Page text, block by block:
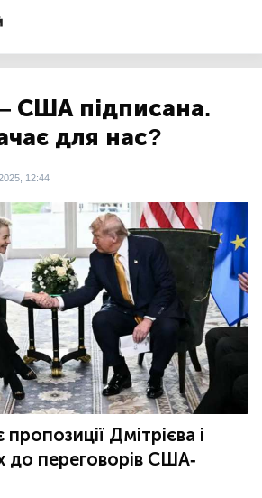
США підписана.
для нас?
12:44
Дмітрієва і
до переговорів США-